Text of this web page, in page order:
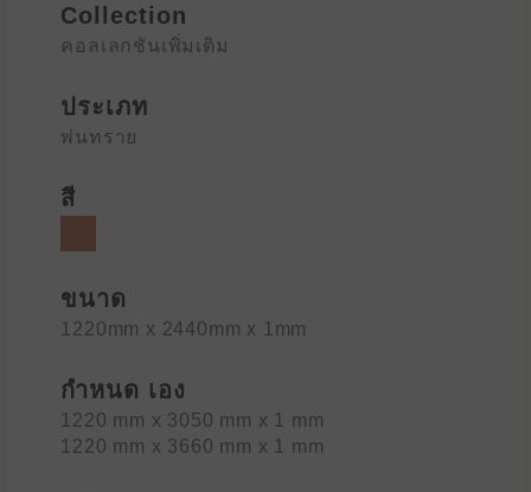
Collection
คอลเลกชันเพิ่มเติม
ประเภท
พ่นทราย
สี
ขนาด
1220mm x 2440mm x 1mm
กำหนด เอง
1220 mm x 3050 mm x 1 mm
1220 mm x 3660 mm x 1 mm